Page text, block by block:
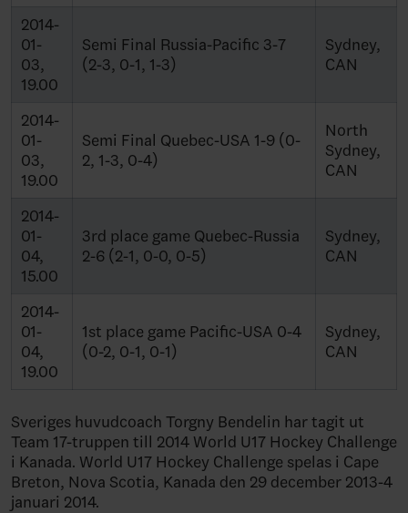
2014-
01-
03,
19.00
Semi Final Russia-Pacific 3-7
(2-3, 0-1, 1-3)
Sydney,
CAN
2014-
01-
03,
19.00
Semi Final Quebec-USA 1-9 (0-
2, 1-3, 0-4)
North
Sydney,
CAN
2014-
01-
04,
15.00
3rd place game Quebec-Russia
2-6 (2-1, 0-0, 0-5)
Sydney,
CAN
2014-
01-
04,
19.00
1st place game Pacific-USA 0-4
(0-2, 0-1, 0-1)
Sydney,
CAN
Sveriges huvudcoach Torgny Bendelin har tagit ut
Team 17-truppen till 2014 World U17 Hockey Challenge
i Kanada. World U17 Hockey Challenge spelas i Cape
Breton, Nova Scotia, Kanada den 29 december 2013-4
januari 2014.